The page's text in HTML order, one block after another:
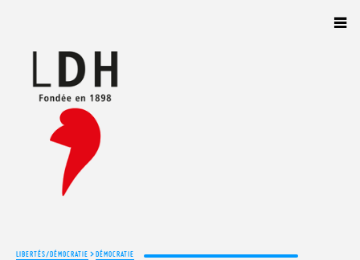
LIBERTÉS/DÉMOCRATIE >DÉMOCRATIE